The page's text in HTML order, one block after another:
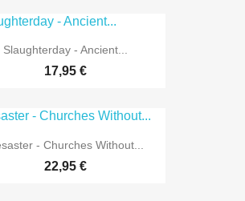
Slaughterday - Ancient...
17,95 €
- Churches Without...
22,95 €